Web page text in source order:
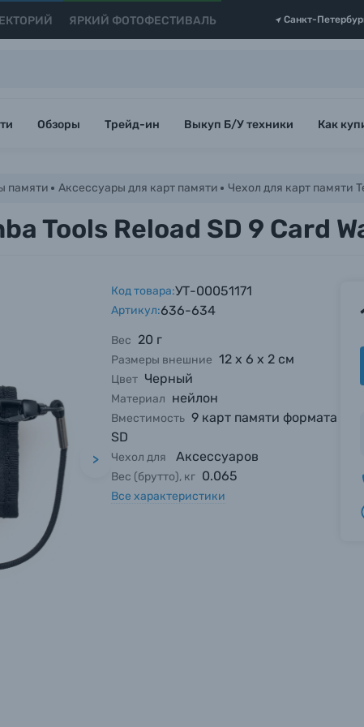
ЯРКИЙ ФОТОФЕСТИВАЛЬ Санкт-
вопросы?
вопросы?
Обзоры Трейд-ин Выкуп Б/У техники Как
памяти Аксессуары для карт памяти Чехол для карт памяти
Tools Reload SD 9 Card
>
Код товара:УТ-00051171
Артикул:636-634
Вес 20 г
Размеры внешние 12 х 6 х 2 см
Цвет Черный
Материал нейлон
Вместимость 9 карт памяти формата
SD
Чехол для Аксессуаров
Вес (брутто), кг 0.065
Все характеристики
вопросы?